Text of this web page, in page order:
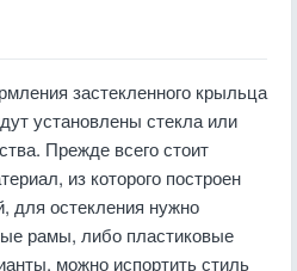
застекленного крыльца
установлены стекла или
Прежде всего стоит
из которого построен
для остекления нужно
рамы, либо пластиковые
можно испортить стиль